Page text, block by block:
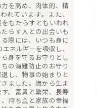
を高め、肉体的、精
れています。また、
もたらすともいわれ
らす人との出会いも
際には、いつも身に
ネルギーを吸収し、
身を守るお守りとし
の海難防止のお守り
し、物事の始まりと
ました。海から生ま
。富貴と繁栄、長寿
持ち主と家族の幸福